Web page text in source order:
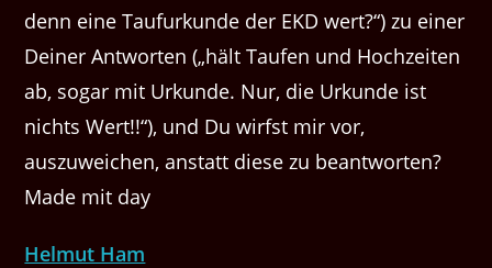
denn eine Taufurkunde der EKD wert?“) zu einer
Deiner Antworten („hält Taufen und Hochzeiten
ab, sogar mit Urkunde. Nur, die Urkunde ist
nichts Wert!!“), und Du wirfst mir vor,
auszuweichen, anstatt diese zu beantworten?
Made mit day
Helmut Ham